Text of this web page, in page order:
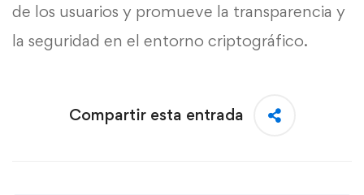
de los usuarios y promueve la transparencia y
la seguridad en el entorno criptográfico.
Compartir esta entrada